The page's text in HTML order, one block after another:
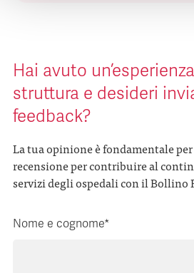
Hai avuto
struttura e desideri
feedback?
La tua opinione è fondamentale
recensione per contribuire al
servizi degli ospedali con il Bollino
Nome e cognome*